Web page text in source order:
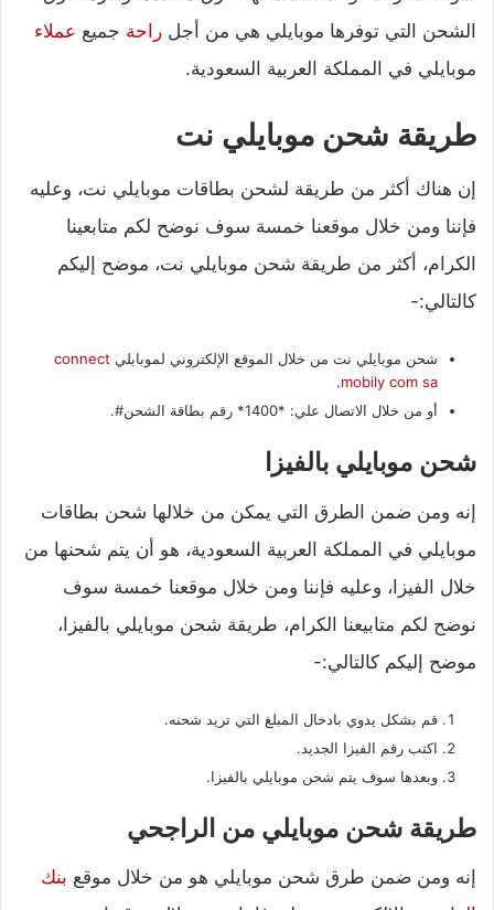
الشحن التي توفرها موبايلي هي من أجل راحة جميع عملاء
موبايلي في المملكة العربية السعودية.
طريقة شحن موبايلي نت
إن هناك أكثر من طريقة لشحن بطاقات موبايلي نت، وعليه
فإننا ومن خلال موقعنا خمسة سوف نوضح لكم متابعينا
الكرام، أكثر من طريقة شحن موبايلي نت، موضح إليكم
كالتالي:-
شحن موبايلي نت من خلال الموقع الإلكتروني لموبايلي connect
mobily com sa
.
أو من خلال الاتصال علي: *1400* رقم بطاقة الشحن#.
شحن موبايلي بالفيزا
إنه ومن ضمن الطرق التي يمكن من خلالها شحن بطاقات
موبايلي في المملكة العربية السعودية، هو أن يتم شحنها من
خلال الفيزا، وعليه فإننا ومن خلال موقعنا خمسة سوف
نوضح لكم متابيعنا الكرام، طريقة شحن موبايلي بالفيزا،
موضح إليكم كالتالي:-
قم بشكل يدوي بادخال المبلغ التي تريد شحنه.
اكتب رقم الفيزا الجديد.
وبعدها سوف يتم شحن موبايلي بالفيزا.
طريقة شحن موبايلي من الراجحي
إنه ومن ضمن طرق شحن موبايلي هو من خلال موقع بنك